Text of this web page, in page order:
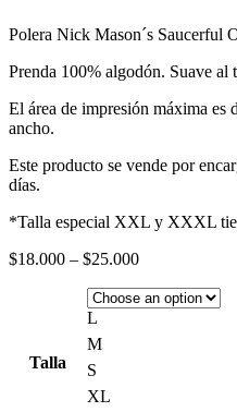
Polera Nick Mason´s Saucerful
Prenda 100% algodón. Suave al
El área de impresión máxima es
ancho.
Este producto se vende por
días.
*Talla especial XXL y XXXL
$18.000 – $25.000Price
$18.000
Talla
L
M
S
XL